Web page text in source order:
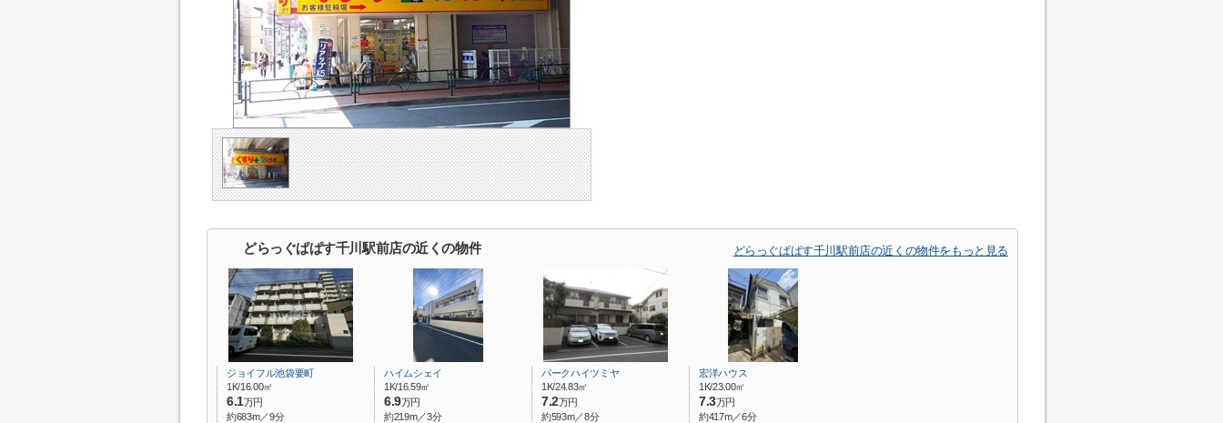
どらっぐぱぱす千川駅前店の近くの物件 どらっぐぱぱす千川駅前店の近くの物件をもっと見る
ジョイフル池袋要町
1K/16.00㎡
6.1万円
約683m／9分
ハイムシェイ
1K/16.59㎡
6.9万円
約219m／3分
パークハイツミヤ
1K/24.83㎡
7.2万円
約593m／8分
宏洋ハウス
1K/23.00㎡
7.3万円
約417m／6分